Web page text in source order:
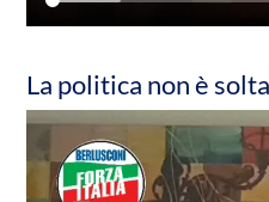
La politica non è